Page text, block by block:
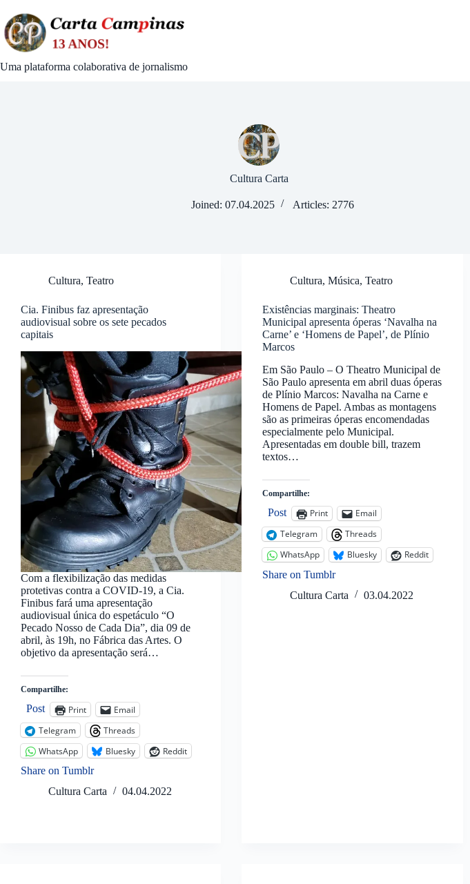
content
Uma plataforma colaborativa de jornalismo
Cultura Carta
Joined: 07.04.2025 Articles: 2776
Cultura, Teatro
Cia. Finibus faz apresentação
audiovisual sobre os sete pecados
capitais
Com a flexibilização das medidas
protetivas contra a COVID-19, a Cia.
Finibus fará uma apresentação
audiovisual única do espetáculo “O
Pecado Nosso de Cada Dia”, dia 09 de
abril, às 19h, no Fábrica das Artes. O
objetivo da apresentação será…
Compartilhe:
Post Print
Email
Telegram
Threads
WhatsApp
Bluesky
Reddit
Share on Tumblr
Cultura Carta
04.04.2022
Cultura,Música,Teatro
Existências marginais: Theatro
Municipal apresenta óperas ‘Navalha na
Carne’ e ‘Homens de Papel’, de Plínio
Marcos
Em São Paulo – O Theatro Municipal de
São Paulo apresenta em abril duas óperas
de Plínio Marcos: Navalha na Carne e
Homens de Papel. Ambas as montagens
são as primeiras óperas encomendadas
especialmente pelo Municipal.
Apresentadas em double bill, trazem
textos…
Compartilhe:
Post Print
Email
Telegram
Threads
WhatsApp
Bluesky
Reddit
Share on Tumblr
Cultura Carta
03.04.2022